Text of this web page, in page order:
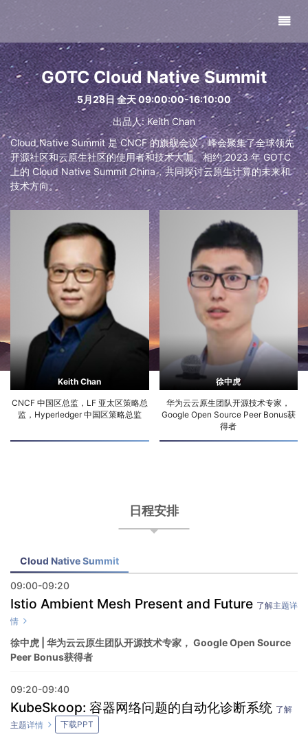
GOTC Cloud Native Summit
5月28日 全天 09:00:00-16:10:00
出品人: Keith Chan
Cloud Native Summit 是 CNCF 的旗舰会议，峰会聚集了全球领先
开源社区和云原生社区的使用者和技术大咖。相约 2023 年 GOTC
上的 Cloud Native Summit China，共同探讨云原生计算的未来和
技术方向。
Keith Chan
CNCF 中国区总监，LF 亚太区策略总
监，Hyperledger 中国区策略总监
徐中虎
华为云云原生团队开源技术专家，
Google Open Source Peer Bonus获
得者
日程安排
Cloud Native Summit
09:00-09:20
Istio Ambient Mesh Present and Future 了解主题详
情
徐中虎 | 华为云云原生团队开源技术专家， Google Open Source
Peer Bonus获得者
09:20-09:40
KubeSkoop: 容器网络问题的自动化诊断系统 了解
主题详情
下载PPT